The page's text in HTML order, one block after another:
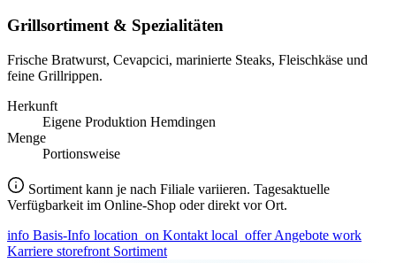
Grillsortiment & Spezialitäten
Frische Bratwurst, Cevapcici, marinierte Steaks, Fleischkäse und
feine Grillrippen.
Herkunft
Eigene Produktion Hemdingen
Menge
Portionsweise
Sortiment kann je nach Filiale variieren. Tagesaktuelle
Verfügbarkeit im Online-Shop oder direkt vor Ort.
info Basis-Info location_on Kontakt local_offer Angebote work
Karriere storefront Sortiment